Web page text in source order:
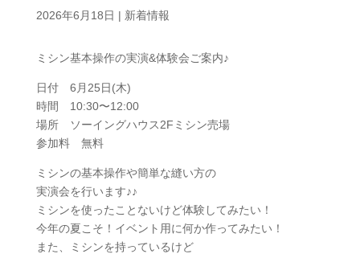
2026年6月18日 | 新着情報
ミシン基本操作の実演&体験会ご案内♪
日付 6月25日(木)
時間 10:30〜12:00
場所 ソーイングハウス2Fミシン売場
参加料 無料
ミシンの基本操作や簡単な縫い方の
実演会を行います♪♪
ミシンを使ったことないけど体験してみたい！
今年の夏こそ！イベント用に何か作ってみたい！
また、ミシンを持っているけど